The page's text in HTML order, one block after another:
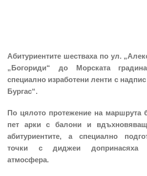
Абитуриентите шестваха по ул.
„Богориди“ до Морската
специално изработени ленти с
Бургас“.
По цялото протежение на маршрута
пет арки с балони и
абитуриентите, а специално
точки с диджеи допринасяха
атмосфера.